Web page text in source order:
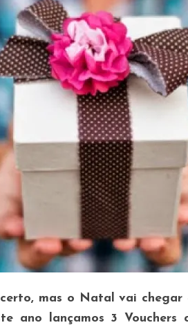
mas o Natal vai chegar
ano lançamos 3 Vouchers